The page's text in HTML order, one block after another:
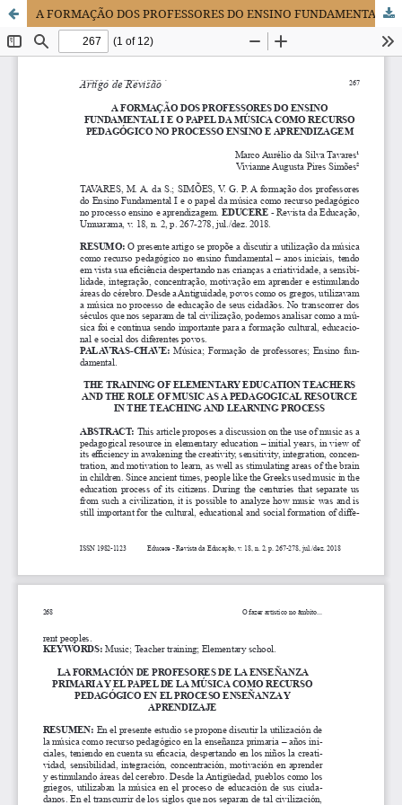
A FORMAÇÃO DOS PROFESSORES DO ENSINO FUNDAMENTAL I E O PAPEL DA MÚSICA COMO RECURSO PEDAGÓGICO NO PROCESSO ENSINO E APRENDIZAGEM